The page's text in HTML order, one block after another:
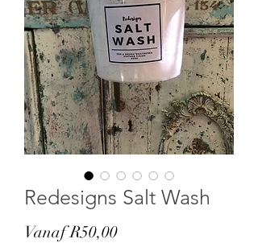
Redesigns Salt Wash
VanafR50,00Verkoopprijs